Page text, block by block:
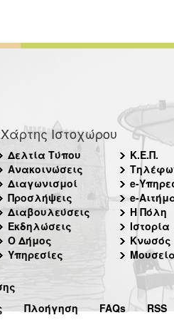
Χάρτης Ιστοχώρου
Δελτία Τύπου
Ανακοινώσεις
Διαγωνισμοί
Προσλήψεις
Διαβουλεύσεις
Εκδηλώσεις
Ο Δήμος
Υπηρεσίες
Κ.Ε.Π.
e-
e-
Η Πόλη
Ιστορία
Κνωσός
Πλοήγηση FAQs RSS